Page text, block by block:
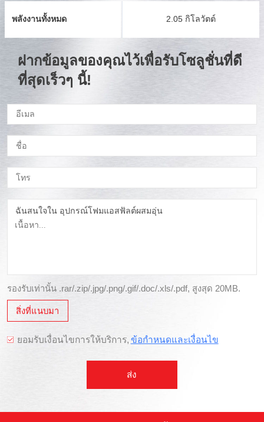
พลังงานทั้งหมด 2.05 กิโลวัตต์
ฝากข้อมูลของคุณไว้เพื่อรับโซลูชั่นที่ดี
ที่สุดเร็วๆ นี้!
ฉันสนใจใน อุปกรณ์โฟมแอสฟัลต์ผสมอุ่น
สิ่งที่แนบมา
รองรับเท่านั้น .rar/.zip/.jpg/.png/.gif/.doc/.xls/.pdf, สูงสุด 20MB.
ยอมรับเงื่อนไขการให้บริการ, ข้อกำหนดและเงื่อนไข
ส่ง